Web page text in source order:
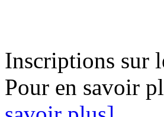
Inscriptions sur
Pour en savoir